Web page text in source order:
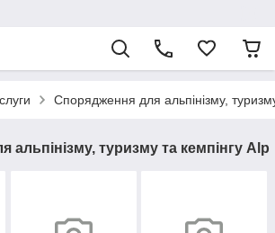
Спорядження для альпінізму,
альпінізму, туризму та кемпінгу Alp